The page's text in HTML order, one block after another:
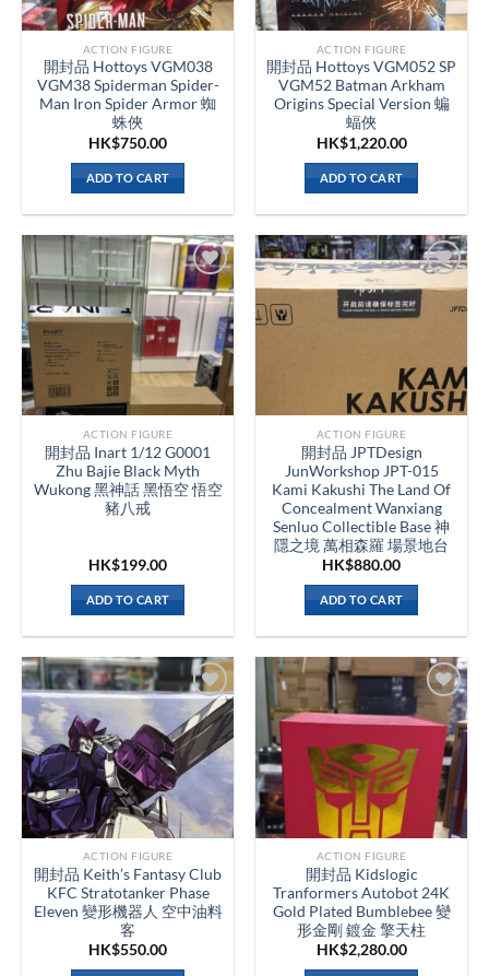
ACTION FIGURE
開封品 Hottoys VGM038
VGM38 Spiderman Spider-
Man Iron Spider Armor 蜘
蛛俠
HK$750.00
ADD TO CART
ACTION FIGURE
開封品 Hottoys VGM052 SP
VGM52 Batman Arkham
Origins Special Version 蝙
蝠俠
HK$1,220.00
ADD TO CART
ACTION FIGURE
開封品 Inart 1/12 G0001
Zhu Bajie Black Myth
Wukong 黑神話 黑悟空 悟空
豬八戒
HK$199.00
ADD TO CART
ACTION FIGURE
開封品 JPTDesign
JunWorkshop JPT-015
Kami Kakushi The Land Of
Concealment Wanxiang
Senluo Collectible Base 神
隱之境 萬相森羅 場景地台
HK$880.00
ADD TO CART
ACTION FIGURE
開封品 Keith’s Fantasy Club
KFC Stratotanker Phase
Eleven 變形機器人 空中油料
客
HK$550.00
ACTION FIGURE
開封品 Kidslogic
Tranformers Autobot 24K
Gold Plated Bumblebee 變
形金剛 鍍金 擎天柱
HK$2,280.00